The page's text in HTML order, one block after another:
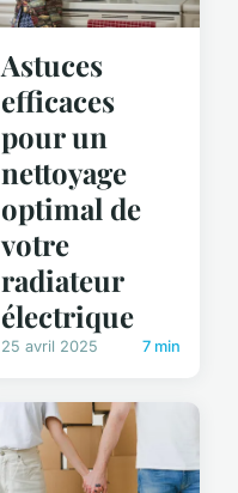
Astuces
efficaces
pour un
nettoyage
optimal de
votre
radiateur
électrique
25 avril 2025 7 min